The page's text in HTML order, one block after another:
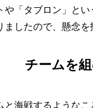
「タブロン」と
したので、懸念を
チームを
海戦するような